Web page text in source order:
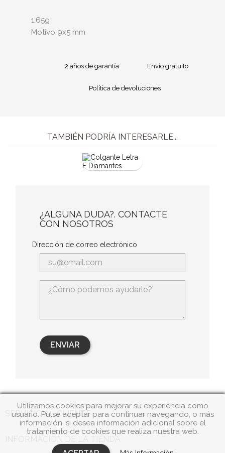
1.65g
Motivo 9x5 mm
2 años de garantía Envío gratuito
Política de devoluciones
TAMBIÉN PODRÍA INTERESARLE...
¿ALGUNA DUDA?. CONTACTE
CON NOSOTROS
Dirección de correo electrónico
SERVICIO AL CLIENTE 
Utilizamos cookies para mejorar su experiencia como
usuario. Pulse aceptar para continuar navegando, o más
información, si desea información adicional sobre el
tratamiento de cookies que realiza nuestra web.